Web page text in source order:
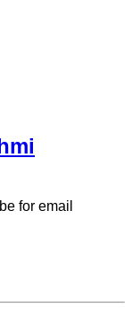
for email